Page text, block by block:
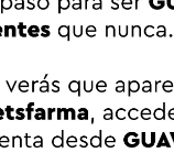
adultos